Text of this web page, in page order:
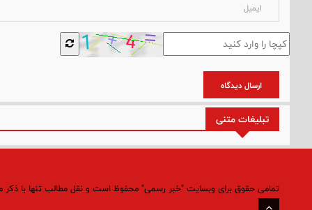
ارسال دیدگاه
تبلیغات متنی
تمامی حقوق برای وبسایت "خبر رسمی" محفوظ است و نقل مطالب تنها با ذکر